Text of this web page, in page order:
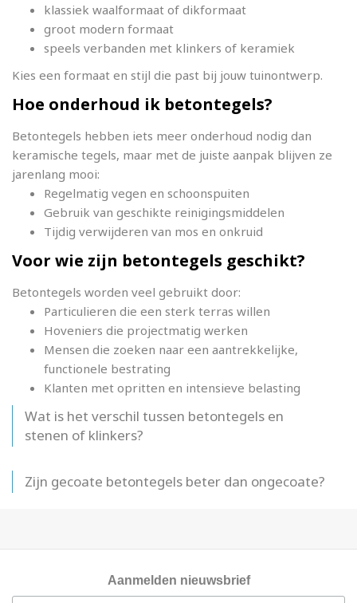
klassiek waalformaat of dikformaat
groot modern formaat
speels verbanden met klinkers of keramiek
Kies een formaat en stijl die past bij jouw tuinontwerp.
Hoe onderhoud ik betontegels?
Betontegels hebben iets meer onderhoud nodig dan
keramische tegels, maar met de juiste aanpak blijven ze
jarenlang mooi:
Regelmatig vegen en schoonspuiten
Gebruik van geschikte reinigingsmiddelen
Tijdig verwijderen van mos en onkruid
Voor wie zijn betontegels geschikt?
Betontegels worden veel gebruikt door:
Particulieren die een sterk terras willen
Hoveniers die projectmatig werken
Mensen die zoeken naar een aantrekkelijke,
functionele bestrating
Klanten met opritten en intensieve belasting
Wat is het verschil tussen betontegels en
stenen of klinkers?
Zijn gecoate betontegels beter dan ongecoate?
Aanmelden nieuwsbrief